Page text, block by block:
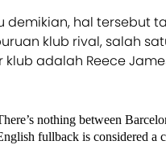
demikian, hal tersebut
klub rival, salah
klub adalah Reece
nothing between
fullback is considered a